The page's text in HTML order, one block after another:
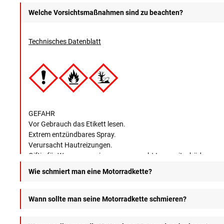
Welche Vorsichtsmaßnahmen sind zu beachten?
Technisches Datenblatt
GEFAHR
Vor Gebrauch das Etikett lesen.
Extrem entzündbares Spray.
Verursacht Hautreizungen.
Giftig für Wasserorganismen, verursacht Langzeitschäden.
Wie schmiert man eine Motorradkette?
1) Sprühen Sie X-TREM CHAIN OFF-ROAD von innen auf die
Wann sollte man seine Motorradkette schmieren?